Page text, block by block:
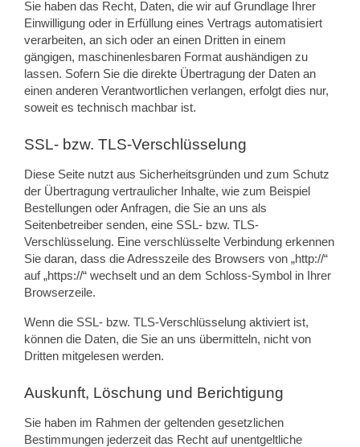
Sie haben das Recht, Daten, die wir auf Grundlage Ihrer
Einwilligung oder in Erfüllung eines Vertrags automatisiert
verarbeiten, an sich oder an einen Dritten in einem
gängigen, maschinenlesbaren Format aushändigen zu
lassen. Sofern Sie die direkte Übertragung der Daten an
einen anderen Verantwortlichen verlangen, erfolgt dies nur,
soweit es technisch machbar ist.
SSL- bzw. TLS-Verschlüsselung
Diese Seite nutzt aus Sicherheitsgründen und zum Schutz
der Übertragung vertraulicher Inhalte, wie zum Beispiel
Bestellungen oder Anfragen, die Sie an uns als
Seitenbetreiber senden, eine SSL- bzw. TLS-
Verschlüsselung. Eine verschlüsselte Verbindung erkennen
Sie daran, dass die Adresszeile des Browsers von „http://“
auf „https://“ wechselt und an dem Schloss-Symbol in Ihrer
Browserzeile.
Wenn die SSL- bzw. TLS-Verschlüsselung aktiviert ist,
können die Daten, die Sie an uns übermitteln, nicht von
Dritten mitgelesen werden.
Auskunft, Löschung und Berichtigung
Sie haben im Rahmen der geltenden gesetzlichen
Bestimmungen jederzeit das Recht auf unentgeltliche